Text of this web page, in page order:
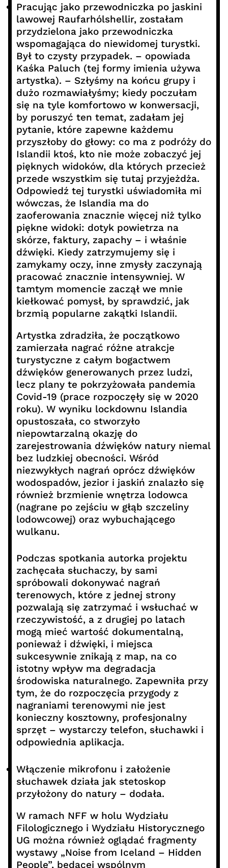
Pracując jako przewodniczka po jaskini
lawowej Raufarhólshellir, zostałam
przydzielona jako przewodniczka
wspomagająca do niewidomej turystki.
Był to czysty przypadek. – opowiada
Kaśka Paluch (tej formy imienia używa
artystka). – Szłyśmy na końcu grupy i
dużo rozmawiałyśmy; kiedy poczułam
się na tyle komfortowo w konwersacji,
by poruszyć ten temat, zadałam jej
pytanie, które zapewne każdemu
przyszłoby do głowy: co ma z podróży do
Islandii ktoś, kto nie może zobaczyć jej
pięknych widoków, dla których przecież
przede wszystkim się tutaj przyjeżdża.
Odpowiedź tej turystki uświadomiła mi
wówczas, że Islandia ma do
zaoferowania znacznie więcej niż tylko
piękne widoki: dotyk powietrza na
skórze, faktury, zapachy – i właśnie
dźwięki. Kiedy zatrzymujemy się i
zamykamy oczy, inne zmysły zaczynają
pracować znacznie intensywniej. W
tamtym momencie zaczął we mnie
kiełkować pomysł, by sprawdzić, jak
brzmią popularne zakątki Islandii.
Artystka zdradziła, że początkowo
zamierzała nagrać różne atrakcje
turystyczne z całym bogactwem
dźwięków generowanych przez ludzi,
lecz plany te pokrzyżowała pandemia
Covid-19 (prace rozpoczęły się w 2020
roku). W wyniku lockdownu Islandia
opustoszała, co stworzyło
niepowtarzalną okazję do
zarejestrowania dźwięków natury niemal
bez ludzkiej obecności. Wśród
niezwykłych nagrań oprócz dźwięków
wodospadów, jezior i jaskiń znalazło się
również brzmienie wnętrza lodowca
(nagrane po zejściu w głąb szczeliny
lodowcowej) oraz wybuchającego
wulkanu.
Podczas spotkania autorka projektu
zachęcała słuchaczy, by sami
spróbowali dokonywać nagrań
terenowych, które z jednej strony
pozwalają się zatrzymać i wsłuchać w
rzeczywistość, a z drugiej po latach
mogą mieć wartość dokumentalną,
ponieważ i dźwięki, i miejsca
sukcesywnie znikają z map, na co
istotny wpływ ma degradacja
środowiska naturalnego. Zapewniła przy
tym, że do rozpoczęcia przygody z
nagraniami terenowymi nie jest
konieczny kosztowny, profesjonalny
sprzęt – wystarczy telefon, słuchawki i
odpowiednia aplikacja.
Włączenie mikrofonu i założenie
słuchawek działa jak stetoskop
przyłożony do natury – dodała.
W ramach NFF w holu Wydziału
Filologicznego i Wydziału Historycznego
UG można również oglądać fragmenty
wystawy „Noise from Iceland – Hidden
People”, będącej wspólnym